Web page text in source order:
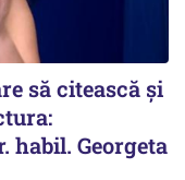
să citească și
habil. Georgeta